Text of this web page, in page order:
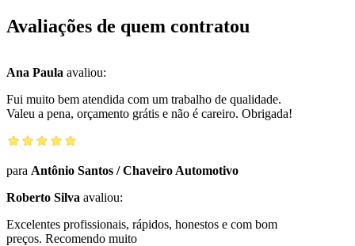
Avaliações de quem contratou
Ana Paula avaliou:
Fui muito bem atendida com um trabalho de qualidade.
Valeu a pena, orçamento grátis e não é careiro. Obrigada!
para Antônio Santos /Chaveiro Automotivo
Roberto Silva avaliou:
Excelentes profissionais, rápidos, honestos e com bom
preços. Recomendo muito